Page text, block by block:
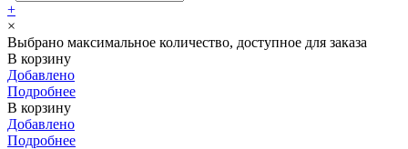
+
×
Выбрано максимальное количество, доступное для заказа
В корзину
Добавлено
Подробнее
В корзину
Добавлено
Подробнее